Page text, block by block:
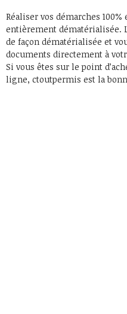
Réaliser vos démarches
entièrement dématérialisée.
de façon dématérialisée et
documents directement à
Si vous êtes sur le point
ligne, ctoutpermis est la